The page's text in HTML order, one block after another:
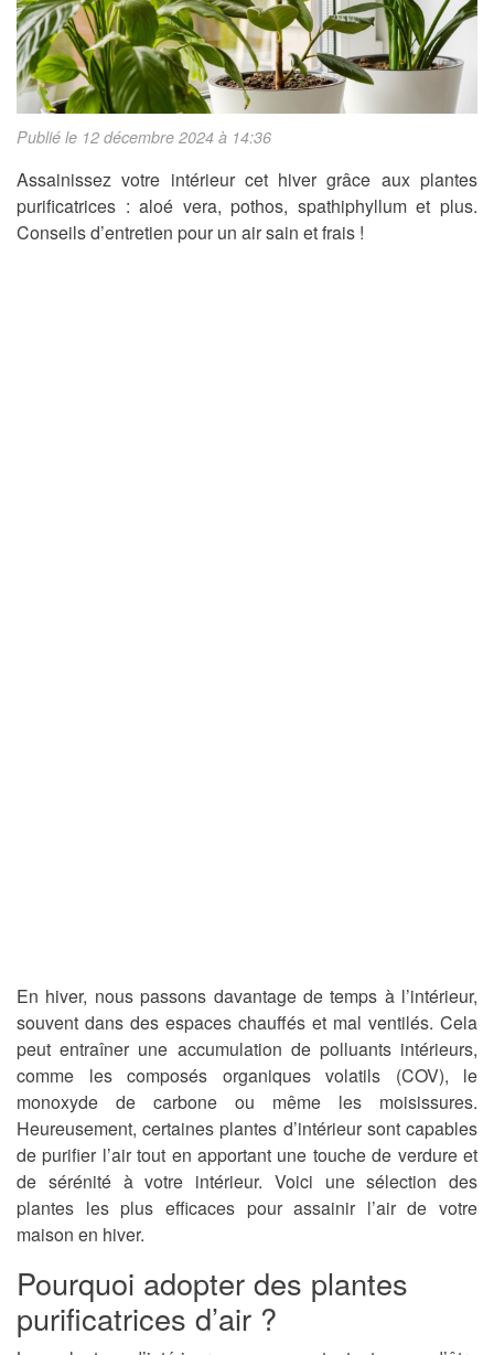
Publié le 12 décembre 2024 à 14:36
Assainissez votre intérieur cet hiver grâce aux plantes
purificatrices : aloé vera, pothos, spathiphyllum et plus.
Conseils d’entretien pour un air sain et frais !
En hiver, nous passons davantage de temps à l’intérieur,
souvent dans des espaces chauffés et mal ventilés. Cela
peut entraîner une accumulation de polluants intérieurs,
comme les composés organiques volatils (COV), le
monoxyde de carbone ou même les moisissures.
Heureusement, certaines plantes d’intérieur sont capables
de purifier l’air tout en apportant une touche de verdure et
de sérénité à votre intérieur. Voici une sélection des
plantes les plus efficaces pour assainir l’air de votre
maison en hiver.
Pourquoi adopter des plantes
purificatrices d’air ?